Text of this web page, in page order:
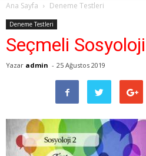
Ana Sayfa Deneme Testleri
Deneme Testleri
Seçmeli
Yazar admin - 25 Ağustos 2019